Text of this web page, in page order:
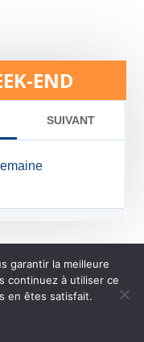
END
réalisé par
LÉGALES
garantir la meilleure
continuez à utiliser ce
en êtes satisfait.